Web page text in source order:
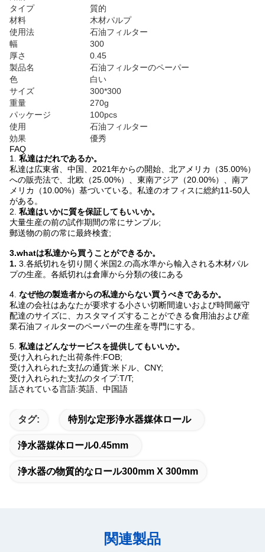
タイプ
質的
材料
木材パルプ
使用法
石油フィルター
幅
300
厚さ
0.45
製品名
石油フィルターのペーパー
色
白い
サイズ
300*300
重量
270g
パッケージ
100pcs
使用
石油フィルター
効果
優秀
FAQ
1. 私達はだれであるか。
私達は広東省、中国、2021年からの開始、北アメリカ（35.00%）
への販売法で、北欧（25.00%）、東南アジア（20.00%）、南ア
メリカ（10.00%）基づいている。私達のオフィスに総約11-50人
がある。
2. 私達はいかに質を保証してもいいか。
大量生産の前の試作期間の常にサンプル;
郵送物の前の常に最終検査;
3.whatは私達から買うことができるか。
1. 3.各紙切れを切り開く米国2.の高水準から輸入される木材パル
プの生産。各紙切れは倉庫から分類の後にある
4. なぜ他の製造者からの私達からない買うべきであるか。
私達の会社はあなたが要求する小さい切断間違いおよび時間厳守
配達のサイズに、カスタマイズすることができる食用油および産
業石油フィルターのペーパーの生産を専門にする。
5. 私達はどんなサービスを提供してもいいか。
受け入れられた出荷条件:FOB;
受け入れられた支払の通貨:米ドル、CNY;
受け入れられた支払のタイプ:T/T;
話されている言語:英語、中国語
タグ: 特別な定形浄水器媒体ロール
浄水器媒体ロール0.45mm
浄水器の物質的なロール300mm X 300mm
関連製品